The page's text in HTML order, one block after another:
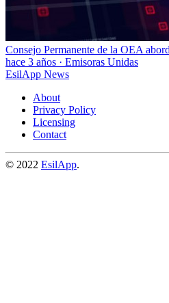
Consejo Permanente de la OEA
hace 3 años · Emisoras Unidas
EsilApp News
About
Privacy Policy
Licensing
Contact
© 2022 EsilApp.